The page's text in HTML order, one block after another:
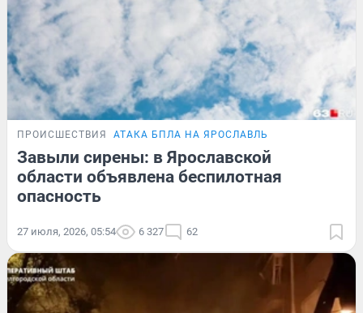
ПРОИСШЕСТВИЯ АТАКА БПЛА НА ЯРОСЛАВЛЬ
Завыли сирены: в Ярославской
области объявлена беспилотная
опасность
27 июля, 2026, 05:54 6 327 62